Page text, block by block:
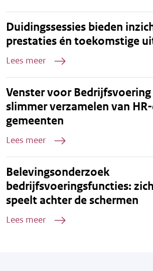
Duidingssessies bieden
prestaties én toekomstige
Lees meer
Venster voor
slimmer verzamelen van
gemeenten
Lees meer
Belevingsonderzoek
bedrijfsvoeringsfuncties:
speelt achter de schermen
Lees meer